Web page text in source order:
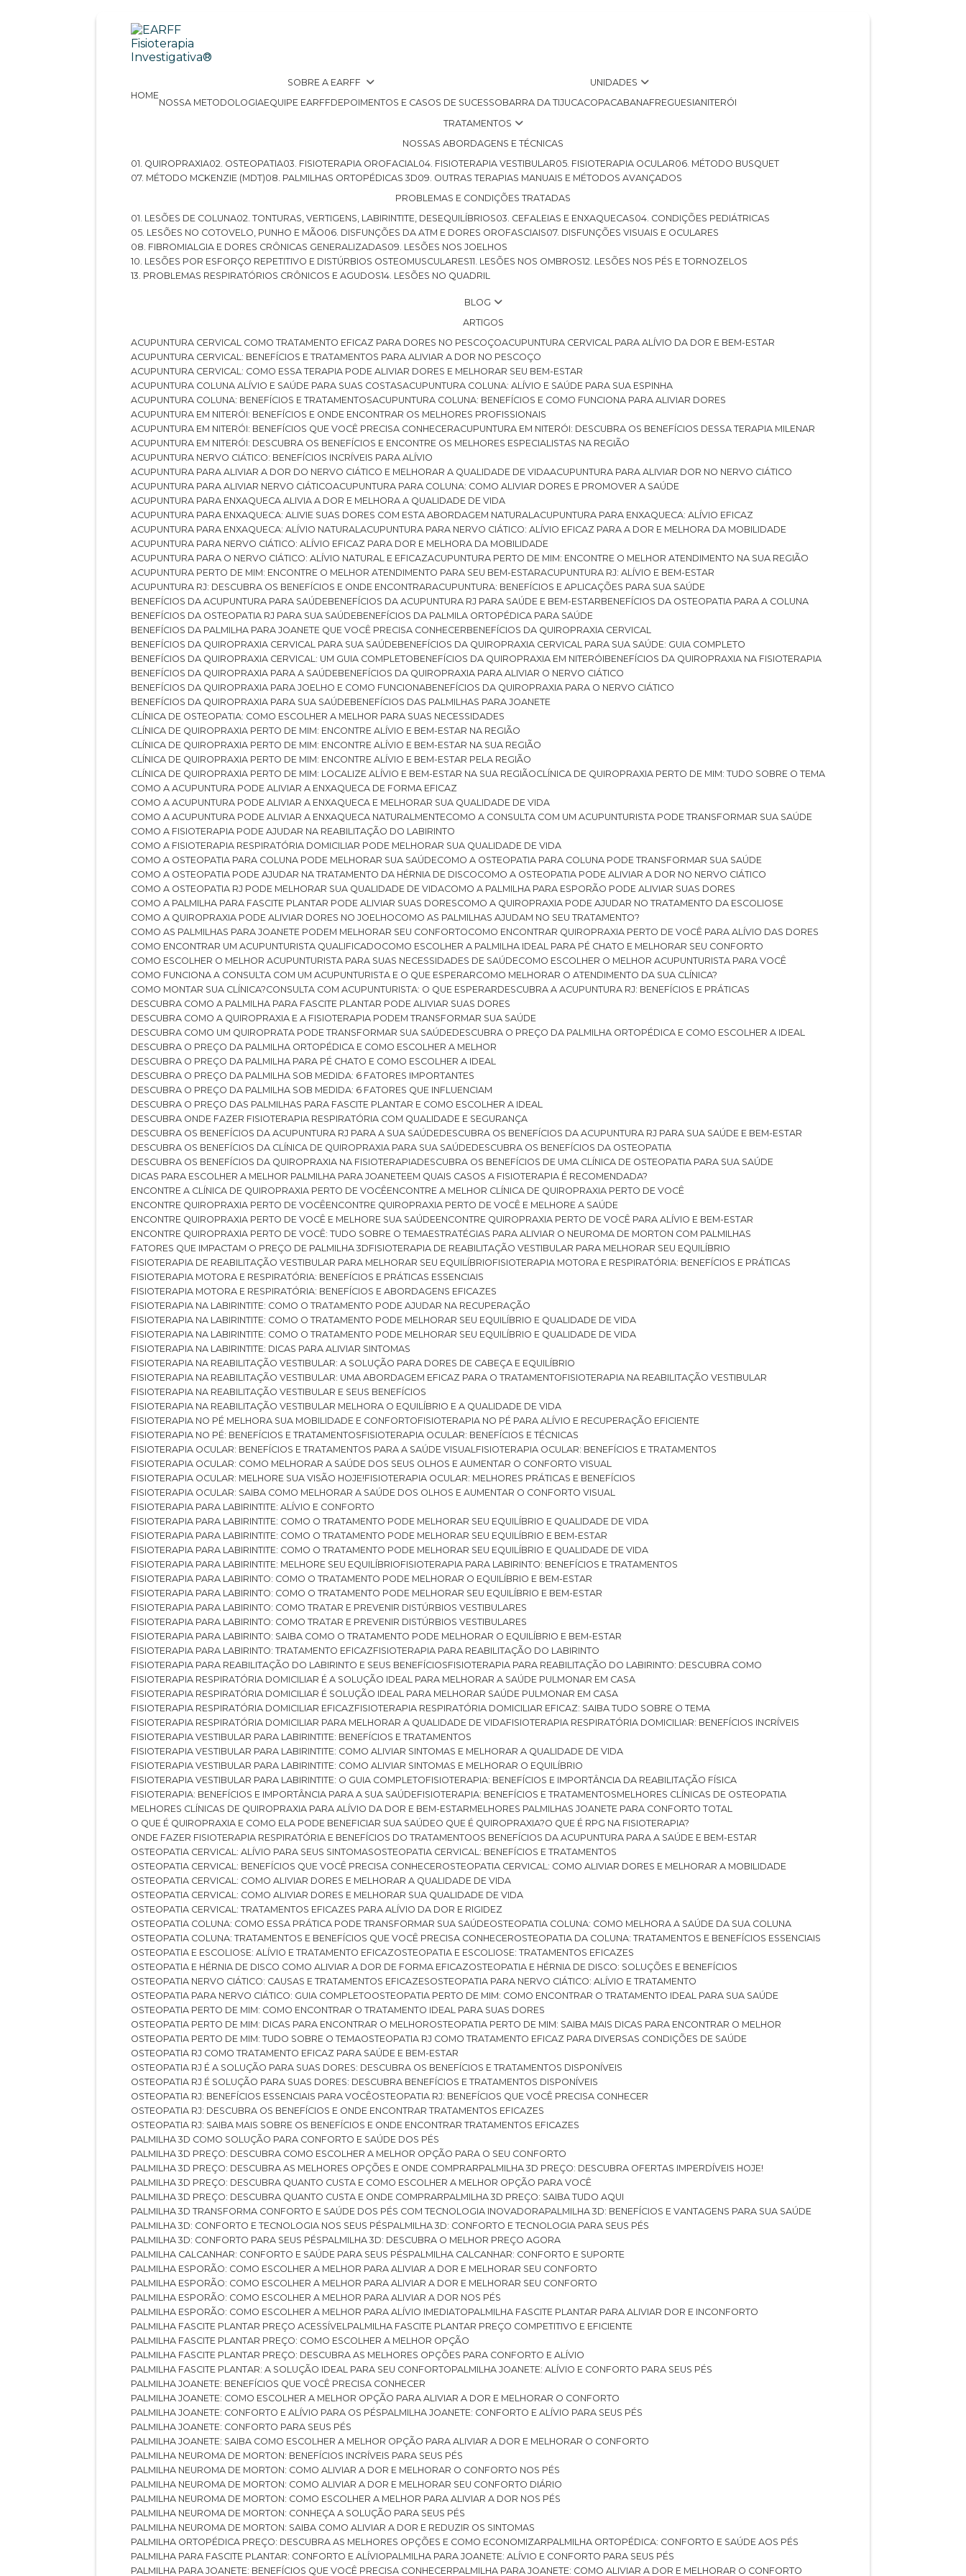
HOME
SOBRE A EARFF
NOSSA METODOLOGIA EQUIPE EARFF DEPOIMENTOS E CASOS DE SUCESSO
UNIDADES
BARRA DA TIJUCA
COPACABANA FREGUESIA
NITERÓI
TRATAMENTOS
NOSSAS ABORDAGENS E TÉCNICAS
01. QUIROPRAXIA
02. OSTEOPATIA 03. FISIOTERAPIA OROFACIAL 04. FISIOTERAPIA VESTIBULAR 05. FISIOTERAPIA OCULAR
06. MÉTODO BUSQUET
07. MÉTODO MCKENZIE (MDT)
08. PALMILHAS ORTOPÉDICAS 3D
09. OUTRAS TERAPIAS MANUAIS E MÉTODOS AVANÇADOS
PROBLEMAS E CONDIÇÕES TRATADAS
01. LESÕES DE COLUNA
02. TONTURAS, VERTIGENS, LABIRINTITE, DESEQUILÍBRIOS 03. CEFALEIAS E ENXAQUECAS
04. CONDIÇÕES PEDIÁTRICAS
05. LESÕES NO COTOVELO, PUNHO E MÃO
06. DISFUNÇÕES DA ATM E DORES OROFASCIAIS
07. DISFUNÇÕES VISUAIS E OCULARES
08. FIBROMIALGIA E DORES CRÔNICAS GENERALIZADAS
09. LESÕES NOS JOELHOS
10. LESÕES POR ESFORÇO REPETITIVO E DISTÚRBIOS OSTEOMUSCULARES 11. LESÕES NOS OMBROS 12. LESÕES NOS PÉS E TORNOZELOS
13. PROBLEMAS RESPIRATÓRIOS CRÔNICOS E AGUDOS 14. LESÕES NO QUADRIL
BLOG
ARTIGOS
ACUPUNTURA CERVICAL COMO TRATAMENTO EFICAZ PARA DORES NO PESCOÇO
ACUPUNTURA CERVICAL PARA ALÍVIO DA DOR E BEM-ESTAR
ACUPUNTURA CERVICAL: BENEFÍCIOS E TRATAMENTOS PARA ALIVIAR A DOR NO PESCOÇO
ACUPUNTURA CERVICAL: COMO ESSA TERAPIA PODE ALIVIAR DORES E MELHORAR SEU BEM-ESTAR
ACUPUNTURA COLUNA ALÍVIO E SAÚDE PARA SUAS COSTAS
ACUPUNTURA COLUNA: ALÍVIO E SAÚDE PARA SUA ESPINHA
ACUPUNTURA COLUNA: BENEFÍCIOS E TRATAMENTOS
ACUPUNTURA COLUNA: BENEFÍCIOS E COMO FUNCIONA PARA ALIVIAR DORES
ACUPUNTURA EM NITERÓI: BENEFÍCIOS E ONDE ENCONTRAR OS MELHORES PROFISSIONAIS
ACUPUNTURA EM NITERÓI: BENEFÍCIOS QUE VOCÊ PRECISA CONHECER
ACUPUNTURA EM NITERÓI: DESCUBRA OS BENEFÍCIOS DESSA TERAPIA MILENAR
ACUPUNTURA EM NITERÓI: DESCUBRA OS BENEFÍCIOS E ENCONTRE OS MELHORES ESPECIALISTAS NA REGIÃO
ACUPUNTURA NERVO CIÁTICO: BENEFÍCIOS INCRÍVEIS PARA ALÍVIO
ACUPUNTURA PARA ALIVIAR A DOR DO NERVO CIÁTICO E MELHORAR A QUALIDADE DE VIDA
ACUPUNTURA PARA ALIVIAR DOR NO NERVO CIÁTICO
ACUPUNTURA PARA ALIVIAR NERVO CIÁTICO
ACUPUNTURA PARA COLUNA: COMO ALIVIAR DORES E PROMOVER A SAÚDE
ACUPUNTURA PARA ENXAQUECA ALIVIA A DOR E MELHORA A QUALIDADE DE VIDA
ACUPUNTURA PARA ENXAQUECA: ALIVIE SUAS DORES COM ESTA ABORDAGEM NATURAL
ACUPUNTURA PARA ENXAQUECA: ALÍVIO EFICAZ
ACUPUNTURA PARA ENXAQUECA: ALÍVIO NATURAL
ACUPUNTURA PARA NERVO CIÁTICO: ALÍVIO EFICAZ PARA A DOR E MELHORA DA MOBILIDADE
ACUPUNTURA PARA NERVO CIÁTICO: ALÍVIO EFICAZ PARA DOR E MELHORA DA MOBILIDADE
ACUPUNTURA PARA O NERVO CIÁTICO: ALÍVIO NATURAL E EFICAZ
ACUPUNTURA PERTO DE MIM: ENCONTRE O MELHOR ATENDIMENTO NA SUA REGIÃO
ACUPUNTURA PERTO DE MIM: ENCONTRE O MELHOR ATENDIMENTO PARA SEU BEM-ESTAR
ACUPUNTURA RJ: ALÍVIO E BEM-ESTAR
ACUPUNTURA RJ: DESCUBRA OS BENEFÍCIOS E ONDE ENCONTRAR
ACUPUNTURA: BENEFÍCIOS E APLICAÇÕES PARA SUA SAÚDE
BENEFÍCIOS DA ACUPUNTURA PARA SAÚDE
BENEFÍCIOS DA ACUPUNTURA RJ PARA SAÚDE E BEM-ESTAR
BENEFÍCIOS DA OSTEOPATIA PARA A COLUNA
BENEFÍCIOS DA OSTEOPATIA RJ PARA SUA SAÚDE
BENEFÍCIOS DA PALMILA ORTOPÉDICA PARA SAÚDE
BENEFÍCIOS DA PALMILHA PARA JOANETE QUE VOCÊ PRECISA CONHECER
BENEFÍCIOS DA QUIROPRAXIA CERVICAL
BENEFÍCIOS DA QUIROPRAXIA CERVICAL PARA SUA SAÚDE
BENEFÍCIOS DA QUIROPRAXIA CERVICAL PARA SUA SAÚDE: GUIA COMPLETO
BENEFÍCIOS DA QUIROPRAXIA CERVICAL: UM GUIA COMPLETO
BENEFÍCIOS DA QUIROPRAXIA EM NITERÓI
BENEFÍCIOS DA QUIROPRAXIA NA FISIOTERAPIA
BENEFÍCIOS DA QUIROPRAXIA PARA A SAÚDE
BENEFÍCIOS DA QUIROPRAXIA PARA ALIVIAR O NERVO CIÁTICO
BENEFÍCIOS DA QUIROPRAXIA PARA JOELHO E COMO FUNCIONA
BENEFÍCIOS DA QUIROPRAXIA PARA O NERVO CIÁTICO
BENEFÍCIOS DA QUIROPRAXIA PARA SUA SAÚDE
BENEFÍCIOS DAS PALMILHAS PARA JOANETE
CLÍNICA DE OSTEOPATIA: COMO ESCOLHER A MELHOR PARA SUAS NECESSIDADES
CLÍNICA DE QUIROPRAXIA PERTO DE MIM: ENCONTRE ALÍVIO E BEM-ESTAR NA REGIÃO
CLÍNICA DE QUIROPRAXIA PERTO DE MIM: ENCONTRE ALÍVIO E BEM-ESTAR NA SUA REGIÃO
CLÍNICA DE QUIROPRAXIA PERTO DE MIM: ENCONTRE ALÍVIO E BEM-ESTAR PELA REGIÃO
CLÍNICA DE QUIROPRAXIA PERTO DE MIM: LOCALIZE ALÍVIO E BEM-ESTAR NA SUA REGIÃO
CLÍNICA DE QUIROPRAXIA PERTO DE MIM: TUDO SOBRE O TEMA
COMO A ACUPUNTURA PODE ALIVIAR A ENXAQUECA DE FORMA EFICAZ
COMO A ACUPUNTURA PODE ALIVIAR A ENXAQUECA E MELHORAR SUA QUALIDADE DE VIDA
COMO A ACUPUNTURA PODE ALIVIAR A ENXAQUECA NATURALMENTE
COMO A CONSULTA COM UM ACUPUNTURISTA PODE TRANSFORMAR SUA SAÚDE
COMO A FISIOTERAPIA PODE AJUDAR NA REABILITAÇÃO DO LABIRINTO
COMO A FISIOTERAPIA RESPIRATÓRIA DOMICILIAR PODE MELHORAR SUA QUALIDADE DE VIDA
COMO A OSTEOPATIA PARA COLUNA PODE MELHORAR SUA SAÚDE
COMO A OSTEOPATIA PARA COLUNA PODE TRANSFORMAR SUA SAÚDE
COMO A OSTEOPATIA PODE AJUDAR NA TRATAMENTO DA HÉRNIA DE DISCO
COMO A OSTEOPATIA PODE ALIVIAR A DOR NO NERVO CIÁTICO
COMO A OSTEOPATIA RJ PODE MELHORAR SUA QUALIDADE DE VIDA
COMO A PALMILHA PARA ESPORÃO PODE ALIVIAR SUAS DORES
COMO A PALMILHA PARA FASCITE PLANTAR PODE ALIVIAR SUAS DORES
COMO A QUIROPRAXIA PODE AJUDAR NO TRATAMENTO DA ESCOLIOSE
COMO A QUIROPRAXIA PODE ALIVIAR DORES NO JOELHO
COMO AS PALMILHAS AJUDAM NO SEU TRATAMENTO?
COMO AS PALMILHAS PARA JOANETE PODEM MELHORAR SEU CONFORTO
COMO ENCONTRAR QUIROPRAXIA PERTO DE VOCÊ PARA ALÍVIO DAS DORES
COMO ENCONTRAR UM ACUPUNTURISTA QUALIFICADO
COMO ESCOLHER A PALMILHA IDEAL PARA PÉ CHATO E MELHORAR SEU CONFORTO
COMO ESCOLHER O MELHOR ACUPUNTURISTA PARA SUAS NECESSIDADES DE SAÚDE
COMO ESCOLHER O MELHOR ACUPUNTURISTA PARA VOCÊ
COMO FUNCIONA A CONSULTA COM UM ACUPUNTURISTA E O QUE ESPERAR
COMO MELHORAR O ATENDIMENTO DA SUA CLÍNICA?
COMO MONTAR SUA CLÍNICA?
CONSULTA COM ACUPUNTURISTA: O QUE ESPERAR
DESCUBRA A ACUPUNTURA RJ: BENEFÍCIOS E PRÁTICAS
DESCUBRA COMO A PALMILHA PARA FASCITE PLANTAR PODE ALIVIAR SUAS DORES
DESCUBRA COMO A QUIROPRAXIA E A FISIOTERAPIA PODEM TRANSFORMAR SUA SAÚDE
DESCUBRA COMO UM QUIROPRATA PODE TRANSFORMAR SUA SAÚDE
DESCUBRA O PREÇO DA PALMILHA ORTOPÉDICA E COMO ESCOLHER A IDEAL
DESCUBRA O PREÇO DA PALMILHA ORTOPÉDICA E COMO ESCOLHER A MELHOR
DESCUBRA O PREÇO DA PALMILHA PARA PÉ CHATO E COMO ESCOLHER A IDEAL
DESCUBRA O PREÇO DA PALMILHA SOB MEDIDA: 6 FATORES IMPORTANTES
DESCUBRA O PREÇO DA PALMILHA SOB MEDIDA: 6 FATORES QUE INFLUENCIAM
DESCUBRA O PREÇO DAS PALMILHAS PARA FASCITE PLANTAR E COMO ESCOLHER A IDEAL
DESCUBRA ONDE FAZER FISIOTERAPIA RESPIRATÓRIA COM QUALIDADE E SEGURANÇA
DESCUBRA OS BENEFÍCIOS DA ACUPUNTURA RJ PARA A SUA SAÚDE
DESCUBRA OS BENEFÍCIOS DA ACUPUNTURA RJ PARA SUA SAÚDE E BEM-ESTAR
DESCUBRA OS BENEFÍCIOS DA CLÍNICA DE QUIROPRAXIA PARA SUA SAÚDE
DESCUBRA OS BENEFÍCIOS DA OSTEOPATIA
DESCUBRA OS BENEFÍCIOS DA QUIROPRAXIA NA FISIOTERAPIA
DESCUBRA OS BENEFÍCIOS DE UMA CLÍNICA DE OSTEOPATIA PARA SUA SAÚDE
DICAS PARA ESCOLHER A MELHOR PALMILHA PARA JOANETE EM QUAIS CASOS A FISIOTERAPIA É RECOMENDADA?
ENCONTRE A CLÍNICA DE QUIROPRAXIA PERTO DE VOCÊ ENCONTRE A MELHOR CLÍNICA DE QUIROPRAXIA PERTO DE VOCÊ
ENCONTRE QUIROPRAXIA PERTO DE VOCÊ ENCONTRE QUIROPRAXIA PERTO DE VOCÊ E MELHORE A SAÚDE
ENCONTRE QUIROPRAXIA PERTO DE VOCÊ E MELHORE SUA SAÚDE ENCONTRE QUIROPRAXIA PERTO DE VOCÊ PARA ALÍVIO E BEM-ESTAR
ENCONTRE QUIROPRAXIA PERTO DE VOCÊ: TUDO SOBRE O TEMA ESTRATÉGIAS PARA ALIVIAR O NEUROMA DE MORTON COM PALMILHAS
FATORES QUE IMPACTAM O PREÇO DE PALMILHA 3D
FISIOTERAPIA DE REABILITAÇÃO VESTIBULAR PARA MELHORAR SEU EQUILÍBRIO
FISIOTERAPIA DE REABILITAÇÃO VESTIBULAR PARA MELHORAR SEU EQUILÍBRIO
FISIOTERAPIA MOTORA E RESPIRATÓRIA: BENEFÍCIOS E PRÁTICAS
FISIOTERAPIA MOTORA E RESPIRATÓRIA: BENEFÍCIOS E PRÁTICAS ESSENCIAIS
FISIOTERAPIA MOTORA E RESPIRATÓRIA: BENEFÍCIOS E ABORDAGENS EFICAZES
FISIOTERAPIA NA LABIRINTITE: COMO O TRATAMENTO PODE AJUDAR NA RECUPERAÇÃO
FISIOTERAPIA NA LABIRINTITE: COMO O TRATAMENTO PODE MELHORAR SEU EQUILÍBRIO E QUALIDADE DE VIDA
FISIOTERAPIA NA LABIRINTITE: COMO O TRATAMENTO PODE MELHORAR SEU EQUILÍBRIO E QUALIDADE DE VIDA
FISIOTERAPIA NA LABIRINTITE: DICAS PARA ALIVIAR SINTOMAS
FISIOTERAPIA NA REABILITAÇÃO VESTIBULAR: A SOLUÇÃO PARA DORES DE CABEÇA E EQUILÍBRIO
FISIOTERAPIA NA REABILITAÇÃO VESTIBULAR: UMA ABORDAGEM EFICAZ PARA O TRATAMENTO
FISIOTERAPIA NA REABILITAÇÃO VESTIBULAR
FISIOTERAPIA NA REABILITAÇÃO VESTIBULAR E SEUS BENEFÍCIOS
FISIOTERAPIA NA REABILITAÇÃO VESTIBULAR MELHORA O EQUILÍBRIO E A QUALIDADE DE VIDA
FISIOTERAPIA NO PÉ MELHORA SUA MOBILIDADE E CONFORTO
FISIOTERAPIA NO PÉ PARA ALÍVIO E RECUPERAÇÃO EFICIENTE
FISIOTERAPIA NO PÉ: BENEFÍCIOS E TRATAMENTOS
FISIOTERAPIA OCULAR: BENEFÍCIOS E TÉCNICAS
FISIOTERAPIA OCULAR: BENEFÍCIOS E TRATAMENTOS PARA A SAÚDE VISUAL FISIOTERAPIA OCULAR: BENEFÍCIOS E TRATAMENTOS
FISIOTERAPIA OCULAR: COMO MELHORAR A SAÚDE DOS SEUS OLHOS E AUMENTAR O CONFORTO VISUAL
FISIOTERAPIA OCULAR: MELHORE SUA VISÃO HOJE! FISIOTERAPIA OCULAR: MELHORES PRÁTICAS E BENEFÍCIOS
FISIOTERAPIA OCULAR: SAIBA COMO MELHORAR A SAÚDE DOS OLHOS E AUMENTAR O CONFORTO VISUAL
FISIOTERAPIA PARA LABIRINTITE: ALÍVIO E CONFORTO
FISIOTERAPIA PARA LABIRINTITE: COMO O TRATAMENTO PODE MELHORAR SEU EQUILÍBRIO E QUALIDADE DE VIDA
FISIOTERAPIA PARA LABIRINTITE: COMO O TRATAMENTO PODE MELHORAR SEU EQUILÍBRIO E BEM-ESTAR
FISIOTERAPIA PARA LABIRINTITE: COMO O TRATAMENTO PODE MELHORAR SEU EQUILÍBRIO E QUALIDADE DE VIDA
FISIOTERAPIA PARA LABIRINTITE: MELHORE SEU EQUILÍBRIO
FISIOTERAPIA PARA LABIRINTO: BENEFÍCIOS E TRATAMENTOS
FISIOTERAPIA PARA LABIRINTO: COMO O TRATAMENTO PODE MELHORAR O EQUILÍBRIO E BEM-ESTAR
FISIOTERAPIA PARA LABIRINTO: COMO O TRATAMENTO PODE MELHORAR SEU EQUILÍBRIO E BEM-ESTAR
FISIOTERAPIA PARA LABIRINTO: COMO TRATAR E PREVENIR DISTÚRBIOS VESTIBULARES
FISIOTERAPIA PARA LABIRINTO: COMO TRATAR E PREVENIR DISTÚRBIOS VESTIBULARES
FISIOTERAPIA PARA LABIRINTO: SAIBA COMO O TRATAMENTO PODE MELHORAR O EQUILÍBRIO E BEM-ESTAR
FISIOTERAPIA PARA LABIRINTO: TRATAMENTO EFICAZ FISIOTERAPIA PARA REABILITAÇÃO DO LABIRINTO
FISIOTERAPIA PARA REABILITAÇÃO DO LABIRINTO E SEUS BENEFÍCIOS
FISIOTERAPIA PARA REABILITAÇÃO DO LABIRINTO: DESCUBRA COMO
FISIOTERAPIA RESPIRATÓRIA DOMICILIAR É A SOLUÇÃO IDEAL PARA MELHORAR A SAÚDE PULMONAR EM CASA
FISIOTERAPIA RESPIRATÓRIA DOMICILIAR É SOLUÇÃO IDEAL PARA MELHORAR SAÚDE PULMONAR EM CASA
FISIOTERAPIA RESPIRATÓRIA DOMICILIAR EFICAZ FISIOTERAPIA RESPIRATÓRIA DOMICILIAR EFICAZ: SAIBA TUDO SOBRE O TEMA
FISIOTERAPIA RESPIRATÓRIA DOMICILIAR PARA MELHORAR A QUALIDADE DE VIDA FISIOTERAPIA RESPIRATÓRIA DOMICILIAR: BENEFÍCIOS INCRÍVEIS
FISIOTERAPIA VESTIBULAR PARA LABIRINTITE: BENEFÍCIOS E TRATAMENTOS
FISIOTERAPIA VESTIBULAR PARA LABIRINTITE: COMO ALIVIAR SINTOMAS E MELHORAR A QUALIDADE DE VIDA
FISIOTERAPIA VESTIBULAR PARA LABIRINTITE: COMO ALIVIAR SINTOMAS E MELHORAR O EQUILÍBRIO
FISIOTERAPIA VESTIBULAR PARA LABIRINTITE: O GUIA COMPLETO
FISIOTERAPIA: BENEFÍCIOS E IMPORTÂNCIA DA REABILITAÇÃO FÍSICA
FISIOTERAPIA: BENEFÍCIOS E IMPORTÂNCIA PARA A SUA SAÚDE FISIOTERAPIA: BENEFÍCIOS E TRATAMENTOS
MELHORES CLÍNICAS DE OSTEOPATIA
MELHORES CLÍNICAS DE QUIROPRAXIA PARA ALÍVIO DA DOR E BEM-ESTAR
MELHORES PALMILHAS JOANETE PARA CONFORTO TOTAL
O QUE É QUIROPRAXIA E COMO ELA PODE BENEFICIAR SUA SAÚDE
O QUE É QUIROPRAXIA?
O QUE É RPG NA FISIOTERAPIA?
ONDE FAZER FISIOTERAPIA RESPIRATÓRIA E BENEFÍCIOS DO TRATAMENTO
OS BENEFÍCIOS DA ACUPUNTURA PARA A SAÚDE E BEM-ESTAR
OSTEOPATIA CERVICAL: ALÍVIO PARA SEUS SINTOMAS
OSTEOPATIA CERVICAL: BENEFÍCIOS E TRATAMENTOS
OSTEOPATIA CERVICAL: BENEFÍCIOS QUE VOCÊ PRECISA CONHECER
OSTEOPATIA CERVICAL: COMO ALIVIAR DORES E MELHORAR A MOBILIDADE
OSTEOPATIA CERVICAL: COMO ALIVIAR DORES E MELHORAR A QUALIDADE DE VIDA
OSTEOPATIA CERVICAL: COMO ALIVIAR DORES E MELHORAR SUA QUALIDADE DE VIDA
OSTEOPATIA CERVICAL: TRATAMENTOS EFICAZES PARA ALÍVIO DA DOR E RIGIDEZ
OSTEOPATIA COLUNA: COMO ESSA PRÁTICA PODE TRANSFORMAR SUA SAÚDE
OSTEOPATIA COLUNA: COMO MELHORA A SAÚDE DA SUA COLUNA
OSTEOPATIA COLUNA: TRATAMENTOS E BENEFÍCIOS QUE VOCÊ PRECISA CONHECER
OSTEOPATIA DA COLUNA: TRATAMENTOS E BENEFÍCIOS ESSENCIAIS
OSTEOPATIA E ESCOLIOSE: ALÍVIO E TRATAMENTO EFICAZ
OSTEOPATIA E ESCOLIOSE: TRATAMENTOS EFICAZES
OSTEOPATIA E HÉRNIA DE DISCO COMO ALIVIAR A DOR DE FORMA EFICAZ
OSTEOPATIA E HÉRNIA DE DISCO: SOLUÇÕES E BENEFÍCIOS
OSTEOPATIA NERVO CIÁTICO: CAUSAS E TRATAMENTOS EFICAZES
OSTEOPATIA PARA NERVO CIÁTICO: ALÍVIO E TRATAMENTO
OSTEOPATIA PARA NERVO CIÁTICO: GUIA COMPLETO
OSTEOPATIA PERTO DE MIM: COMO ENCONTRAR O TRATAMENTO IDEAL PARA SUA SAÚDE
OSTEOPATIA PERTO DE MIM: COMO ENCONTRAR O TRATAMENTO IDEAL PARA SUAS DORES
OSTEOPATIA PERTO DE MIM: DICAS PARA ENCONTRAR O MELHOR
OSTEOPATIA PERTO DE MIM: SAIBA MAIS DICAS PARA ENCONTRAR O MELHOR
OSTEOPATIA PERTO DE MIM: TUDO SOBRE O TEMA
OSTEOPATIA RJ COMO TRATAMENTO EFICAZ PARA DIVERSAS CONDIÇÕES DE SAÚDE
OSTEOPATIA RJ COMO TRATAMENTO EFICAZ PARA SAÚDE E BEM-ESTAR
OSTEOPATIA RJ É A SOLUÇÃO PARA SUAS DORES: DESCUBRA OS BENEFÍCIOS E TRATAMENTOS DISPONÍVEIS
OSTEOPATIA RJ É SOLUÇÃO PARA SUAS DORES: DESCUBRA BENEFÍCIOS E TRATAMENTOS DISPONÍVEIS
OSTEOPATIA RJ: BENEFÍCIOS ESSENCIAIS PARA VOCÊ
OSTEOPATIA RJ: BENEFÍCIOS QUE VOCÊ PRECISA CONHECER
OSTEOPATIA RJ: DESCUBRA OS BENEFÍCIOS E ONDE ENCONTRAR TRATAMENTOS EFICAZES
OSTEOPATIA RJ: SAIBA MAIS SOBRE OS BENEFÍCIOS E ONDE ENCONTRAR TRATAMENTOS EFICAZES
PALMILHA 3D COMO SOLUÇÃO PARA CONFORTO E SAÚDE DOS PÉS
PALMILHA 3D PREÇO: DESCUBRA COMO ESCOLHER A MELHOR OPÇÃO PARA O SEU CONFORTO
PALMILHA 3D PREÇO: DESCUBRA AS MELHORES OPÇÕES E ONDE COMPRAR
PALMILHA 3D PREÇO: DESCUBRA OFERTAS IMPERDÍVEIS HOJE!
PALMILHA 3D PREÇO: DESCUBRA QUANTO CUSTA E COMO ESCOLHER A MELHOR OPÇÃO PARA VOCÊ
PALMILHA 3D PREÇO: DESCUBRA QUANTO CUSTA E ONDE COMPRAR
PALMILHA 3D PREÇO: SAIBA TUDO AQUI
PALMILHA 3D TRANSFORMA CONFORTO E SAÚDE DOS PÉS COM TECNOLOGIA INOVADORA PALMILHA 3D: BENEFÍCIOS E VANTAGENS PARA SUA SAÚDE
PALMILHA 3D: CONFORTO E TECNOLOGIA NOS SEUS PÉS
PALMILHA 3D: CONFORTO E TECNOLOGIA PARA SEUS PÉS
PALMILHA 3D: CONFORTO PARA SEUS PÉS
PALMILHA 3D: DESCUBRA O MELHOR PREÇO AGORA
PALMILHA CALCANHAR: CONFORTO E SAÚDE PARA SEUS PÉS
PALMILHA CALCANHAR: CONFORTO E SUPORTE
PALMILHA ESPORÃO: COMO ESCOLHER A MELHOR PARA ALIVIAR A DOR E MELHORAR SEU CONFORTO
PALMILHA ESPORÃO: COMO ESCOLHER A MELHOR PARA ALIVIAR A DOR E MELHORAR SEU CONFORTO
PALMILHA ESPORÃO: COMO ESCOLHER A MELHOR PARA ALIVIAR A DOR NOS PÉS
PALMILHA ESPORÃO: COMO ESCOLHER A MELHOR PARA ALÍVIO IMEDIATO
PALMILHA FASCITE PLANTAR PARA ALIVIAR DOR E INCONFORTO
PALMILHA FASCITE PLANTAR PREÇO ACESSÍVEL PALMILHA FASCITE PLANTAR PREÇO COMPETITIVO E EFICIENTE
PALMILHA FASCITE PLANTAR PREÇO: COMO ESCOLHER A MELHOR OPÇÃO
PALMILHA FASCITE PLANTAR PREÇO: DESCUBRA AS MELHORES OPÇÕES PARA CONFORTO E ALÍVIO
PALMILHA FASCITE PLANTAR: A SOLUÇÃO IDEAL PARA SEU CONFORTO
PALMILHA JOANETE: ALÍVIO E CONFORTO PARA SEUS PÉS
PALMILHA JOANETE: BENEFÍCIOS QUE VOCÊ PRECISA CONHECER
PALMILHA JOANETE: COMO ESCOLHER A MELHOR OPÇÃO PARA ALIVIAR A DOR E MELHORAR O CONFORTO
PALMILHA JOANETE: CONFORTO E ALÍVIO PARA OS PÉS
PALMILHA JOANETE: CONFORTO E ALÍVIO PARA SEUS PÉS
PALMILHA JOANETE: CONFORTO PARA SEUS PÉS
PALMILHA JOANETE: SAIBA COMO ESCOLHER A MELHOR OPÇÃO PARA ALIVIAR A DOR E MELHORAR O CONFORTO
PALMILHA NEUROMA DE MORTON: BENEFÍCIOS INCRÍVEIS PARA SEUS PÉS
PALMILHA NEUROMA DE MORTON: COMO ALIVIAR A DOR E MELHORAR O CONFORTO NOS PÉS
PALMILHA NEUROMA DE MORTON: COMO ALIVIAR A DOR E MELHORAR SEU CONFORTO DIÁRIO
PALMILHA NEUROMA DE MORTON: COMO ESCOLHER A MELHOR PARA ALIVIAR A DOR NOS PÉS
PALMILHA NEUROMA DE MORTON: CONHEÇA A SOLUÇÃO PARA SEUS PÉS
PALMILHA NEUROMA DE MORTON: SAIBA COMO ALIVIAR A DOR E REDUZIR OS SINTOMAS
PALMILHA ORTOPÉDICA PREÇO: DESCUBRA AS MELHORES OPÇÕES E COMO ECONOMIZAR
PALMILHA ORTOPÉDICA: CONFORTO E SAÚDE AOS PÉS
PALMILHA PARA FASCITE PLANTAR: CONFORTO E ALÍVIO
PALMILHA PARA JOANETE: ALÍVIO E CONFORTO PARA SEUS PÉS
PALMILHA PARA JOANETE: BENEFÍCIOS QUE VOCÊ PRECISA CONHECER
PALMILHA PARA JOANETE: COMO ALIVIAR A DOR E MELHORAR O CONFORTO